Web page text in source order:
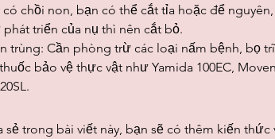
có chồi non, bạn có thể cắt tỉa hoặc để
triển của nụ thì nên cắt bỏ.
trùng: Cần phòng trừ các loại nấm bệnh, bọ
bảo vệ thực vật như Yamida 100EC,
trong bài viết này, bạn sẽ có thêm kiến thức